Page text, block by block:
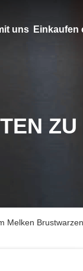
uns Einkaufen
Melken